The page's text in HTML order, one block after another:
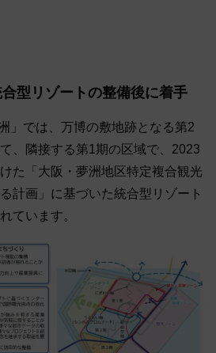
型リゾートの整備後に着手
」では、万博の敷地跡となる第2
、隣接する第1期の区域で、2023
た「大阪・夢洲地区特定複合観光
計画」に基づいた統合型リゾート
ています。